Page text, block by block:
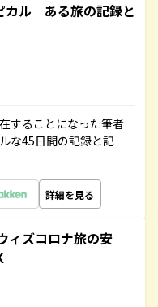
カル ある旅の記録と
することになった筆者
な45日間の記録と記
詳細を見る
ィズコロナ旅の安